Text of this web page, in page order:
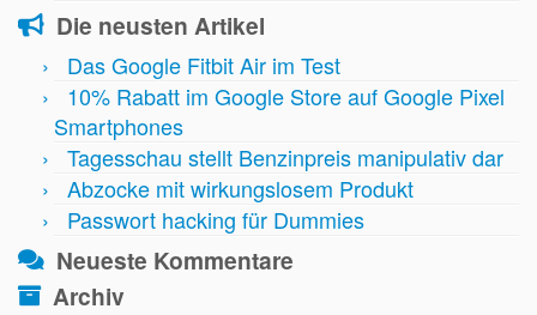
Die neusten Artikel
Das Google Fitbit Air im Test
10% Rabatt im Google Store auf Google Pixel
Smartphones
Tagesschau stellt Benzinpreis manipulativ dar
Abzocke mit wirkungslosem Produkt
Passwort hacking für Dummies
Neueste Kommentare
Archiv